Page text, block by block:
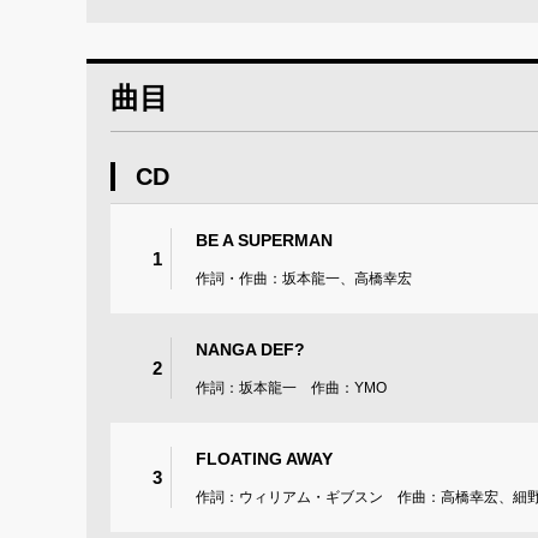
曲目
CD
1
BE A SUPERMAN
作詞・作曲：坂本龍一、高橋幸宏
2
NANGA DEF?
作詞：坂本龍一 作曲：YMO
3
FLOATING AWAY
作詞：ウィリアム・ギブスン 作曲：高橋幸宏、細